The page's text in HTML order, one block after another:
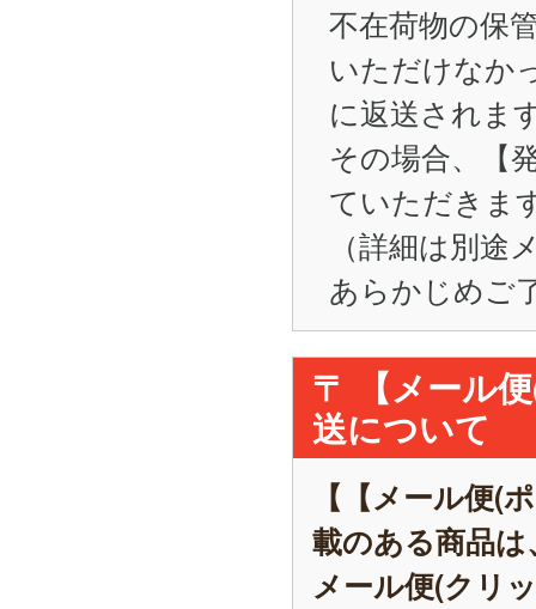
不在荷物の保
いただけなか
に返送されま
その場合、【
ていただきま
（詳細は別
あらかじめご
〒 【メール
送について
【【メール便(
載のある商品
メール便(クリ